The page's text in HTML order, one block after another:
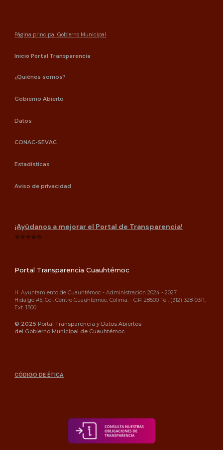
Página principal Gobierno Municipal
Inicio Portal Transparencia
¿Quiénes somos?
Gobierno Abierto
Datos
CONAC-SEVAC
Estadísticas
Aviso de privacidad
¡Ayúdanos a mejorar el Portal de Transparencia!
⭐⭐⭐⭐⭐
Portal Transparencia Cuauhtémoc
H. Ayuntamiento de Cuauhtémoc - Administración 2024 - 2027.
Hidalgo #5, Col. Centro Cuauhtémoc, Colima. - C.P. 28500 Tel. (312) 328-0311,
Ext. 1500
© 2025 Portal Transparencia y Datos Abiertos
del Gobierno Municipal de Cuauhtémoc
CÓDIGO DE ÉTICA